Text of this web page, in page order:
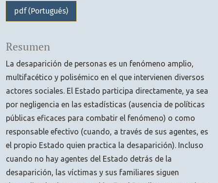
pdf (Portugués)
Resumen
La desaparición de personas es un fenómeno amplio,
multifacético y polisémico en el que intervienen diversos
actores sociales. El Estado participa directamente, ya sea
por negligencia en las estadísticas (ausencia de políticas
públicas eficaces para combatir el fenómeno) o como
responsable efectivo (cuando, a través de sus agentes, es
el propio Estado quien practica la desaparición). Incluso
cuando no hay agentes del Estado detrás de la
desaparición, las víctimas y sus familiares siguen